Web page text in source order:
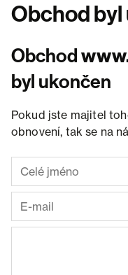
Obchod
Obchod
byl ukončen
Pokud jste majitel
obnovení, tak se na